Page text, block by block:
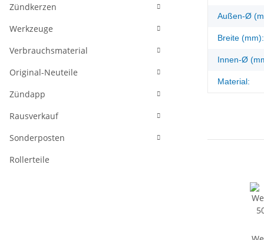
Außen-Ø
Breite (mm):
Innen-Ø
Material:
Zündkerzen
Werkzeuge
Verbrauchsmaterial
Original-Neuteile
Zündapp
Rausverkauf
Sonderposten
Rollerteile